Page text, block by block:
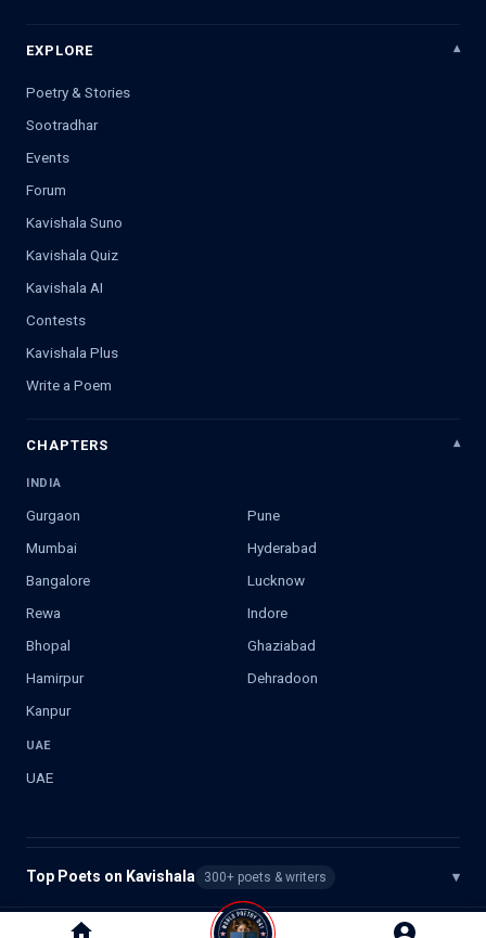
EXPLORE
Poetry & Stories
Sootradhar
Events
Forum
Kavishala Suno
Kavishala Quiz
Kavishala AI
Contests
Kavishala Plus
Write a Poem
CHAPTERS
INDIA
Gurgaon
Pune
Mumbai
Hyderabad
Bangalore
Lucknow
Rewa
Indore
Bhopal
Ghaziabad
Hamirpur
Dehradoon
Kanpur
UAE
UAE
Top Poets on Kavishala 300+ poets & writers ▾